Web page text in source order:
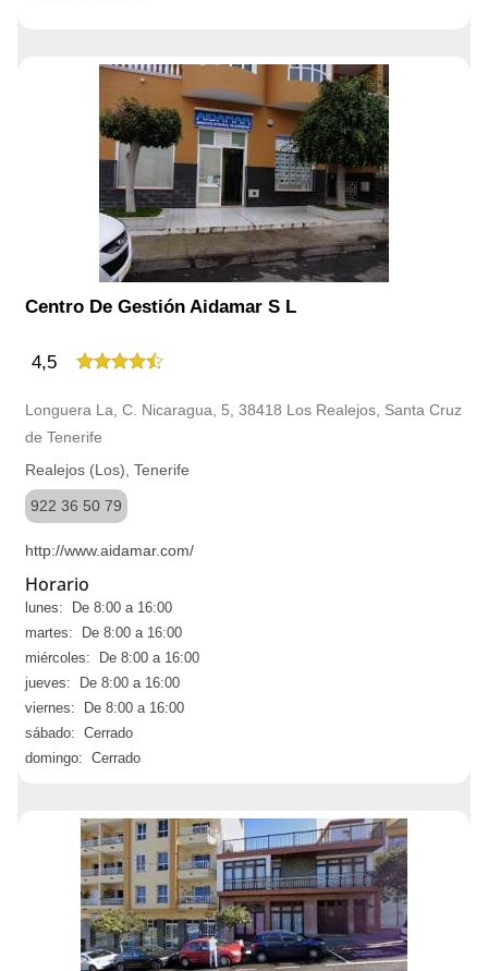
Centro De Gestión Aidamar S L
4,5
Longuera La, C. Nicaragua, 5, 38418 Los Realejos, Santa Cruz
de Tenerife
Realejos (Los), Tenerife
922 36 50 79
http://www.aidamar.com/
Horario
lunes: De 8:00 a 16:00
martes: De 8:00 a 16:00
miércoles: De 8:00 a 16:00
jueves: De 8:00 a 16:00
viernes: De 8:00 a 16:00
sábado: Cerrado
domingo: Cerrado